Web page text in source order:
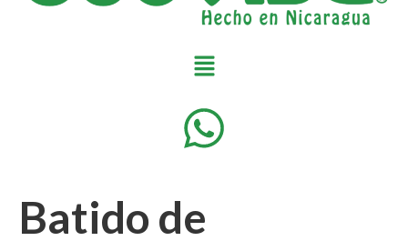
Batido de